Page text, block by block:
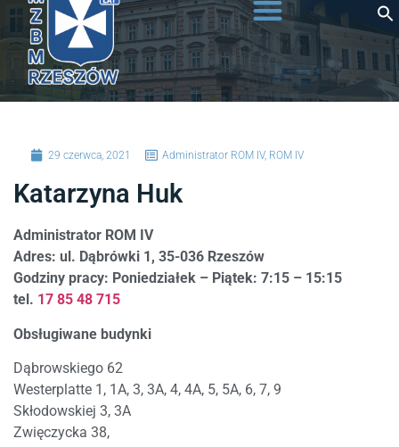
treści
29 czerwca, 2021 Administrator ROM IV, ROM IV
Katarzyna Huk
Administrator ROM IV
Adres: ul. Dąbrówki 1, 35-036 Rzeszów
Godziny pracy: Poniedziałek – Piątek: 7:15 – 15:15
tel. 17 85 48 715
Obsługiwane budynki
Dąbrowskiego 62
Westerplatte 1, 1A, 3, 3A, 4, 4A, 5, 5A, 6, 7, 9
Skłodowskiej 3, 3A
Zwięczycka 38,